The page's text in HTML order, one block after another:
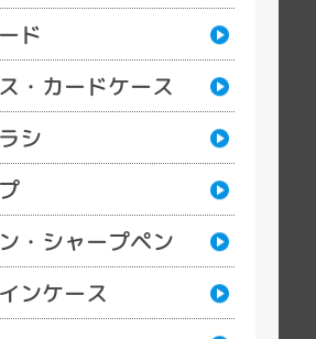
ド
・カードケース
シ
・シャープペン
ンケース